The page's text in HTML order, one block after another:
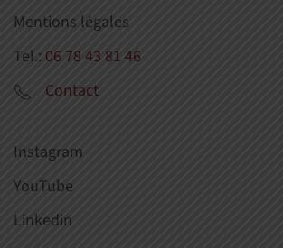
Mentions légales
Tel.: 06 78 43 81 46
Contact
Instagram
YouTube
Linkedin